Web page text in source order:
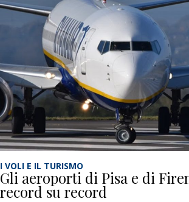
I VOLI E IL TURISMO
Gli aeroporti di Pisa e di
record su record